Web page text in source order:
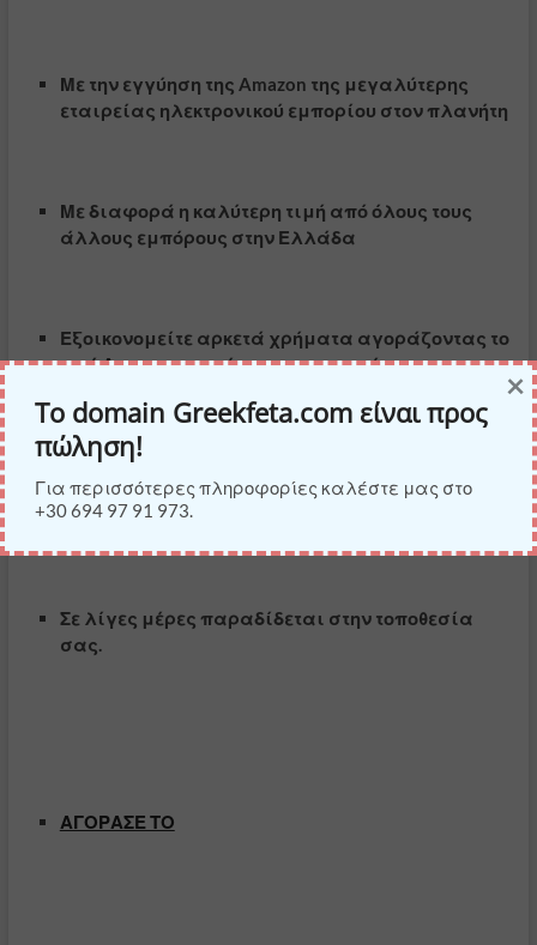
Με την εγγύηση της Amazon της μεγαλύτερης
εταιρείας ηλεκτρονικού εμπορίου στον πλανήτη
Με διαφορά η καλύτερη τιμή από όλους τους
άλλους εμπόρους στην Ελλάδα
Εξοικονομείτε αρκετά χρήματα αγοράζοντας το
από Αmazon σε σχέση με τους εμπόρους στην
Αν έχετε πρόβλημα στην αγορά από την Αmazon
μπορούμε να σας βοηθήσουμε
Σε λίγες μέρες παραδίδεται στην τοποθεσία
σας.
ΑΓΟΡΑΣΕ ΤΟ
Το domain Greekfeta.com είναι προς
πώληση!
Για περισσότερες πληροφορίες καλέστε μας στο
+30 694 97 91 973.
×